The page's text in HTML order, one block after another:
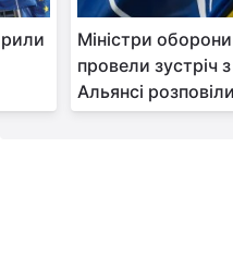
Тема оформлення
Міністри
провели зустріч
Альянсі